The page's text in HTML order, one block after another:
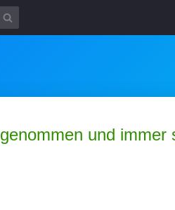
und immer